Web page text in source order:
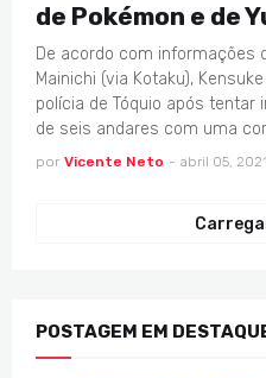
de Pokémon e de
De acordo com informações
Mainichi (via Kotaku),
polícia de Tóquio após tentar
de seis andares com uma
por Vicente Neto - abril 05, 2021
POSTAGEM EM